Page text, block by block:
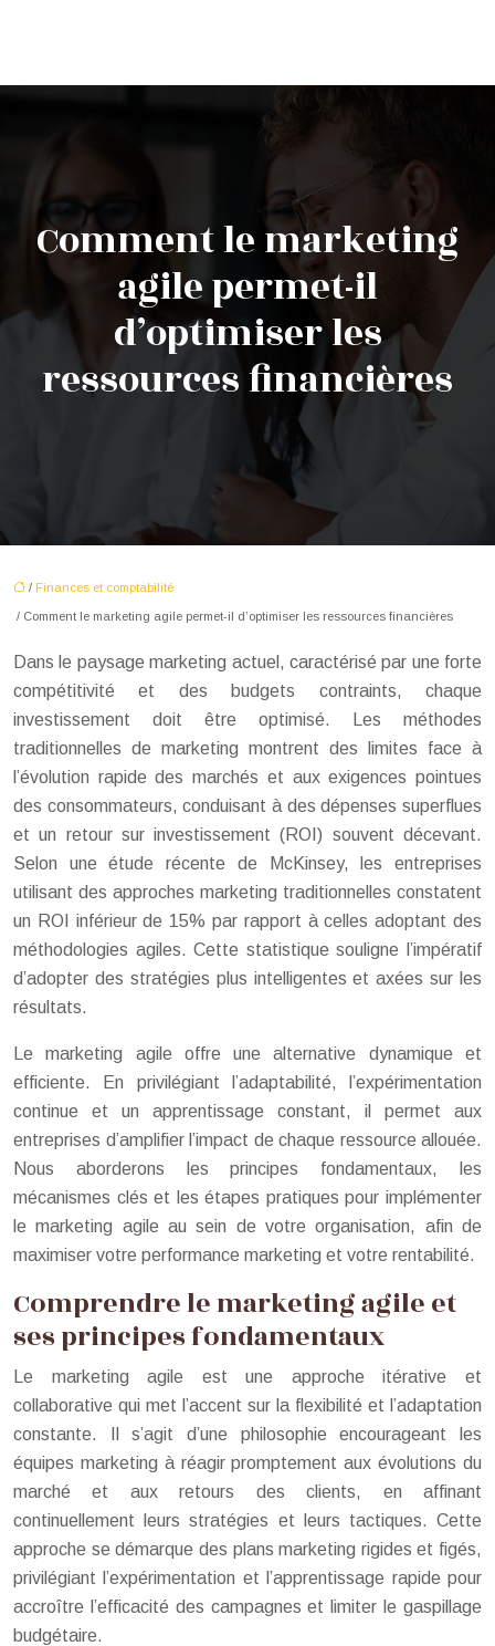
Comment le marketing
agile permet-il
d’optimiser les
ressources financières
/ Finances et comptabilité
/ Comment le marketing agile permet-il d’optimiser les ressources financières
Dans le paysage marketing actuel, caractérisé par une forte
compétitivité et des budgets contraints, chaque
investissement doit être optimisé. Les méthodes
traditionnelles de marketing montrent des limites face à
l’évolution rapide des marchés et aux exigences pointues
des consommateurs, conduisant à des dépenses superflues
et un retour sur investissement (ROI) souvent décevant.
Selon une étude récente de McKinsey, les entreprises
utilisant des approches marketing traditionnelles constatent
un ROI inférieur de 15% par rapport à celles adoptant des
méthodologies agiles. Cette statistique souligne l’impératif
d’adopter des stratégies plus intelligentes et axées sur les
résultats.
Le marketing agile offre une alternative dynamique et
efficiente. En privilégiant l’adaptabilité, l’expérimentation
continue et un apprentissage constant, il permet aux
entreprises d’amplifier l’impact de chaque ressource allouée.
Nous aborderons les principes fondamentaux, les
mécanismes clés et les étapes pratiques pour implémenter
le marketing agile au sein de votre organisation, afin de
maximiser votre performance marketing et votre rentabilité.
Comprendre le marketing agile et
ses principes fondamentaux
Le marketing agile est une approche itérative et
collaborative qui met l’accent sur la flexibilité et l’adaptation
constante. Il s’agit d’une philosophie encourageant les
équipes marketing à réagir promptement aux évolutions du
marché et aux retours des clients, en affinant
continuellement leurs stratégies et leurs tactiques. Cette
approche se démarque des plans marketing rigides et figés,
privilégiant l’expérimentation et l’apprentissage rapide pour
accroître l’efficacité des campagnes et limiter le gaspillage
budgétaire.